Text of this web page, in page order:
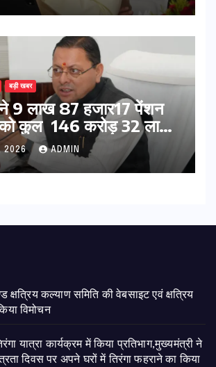
बड़ी खबर
9 लाख 87 हजार17 पेंशन
को कुल 146 करोड़ 32 लाख
का किया भुगतान
2026 ADMIN
क्षत्रिय कल्याण समिति की वेबसाइट एवं क्षत्रिय
विमोचन
यात्रा कार्यक्रम में किया प्रतिभाग,मुख्यमंत्री ने
दिवस पर अपने घरों में तिरंगा फहराने का किया